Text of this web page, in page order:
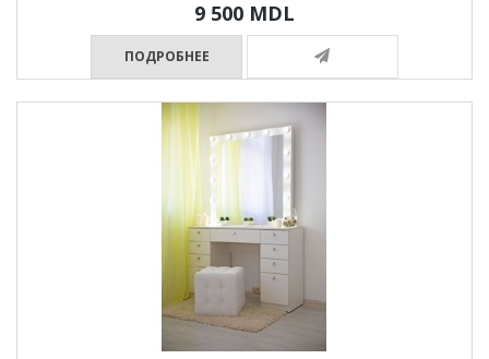
9 500 MDL
ПОДРОБНЕЕ